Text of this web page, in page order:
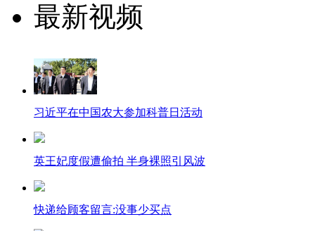
最新视频
习近平在中国农大参加科普日活动
英王妃度假遭偷拍 半身裸照引风波
快递给顾客留言:没事少买点